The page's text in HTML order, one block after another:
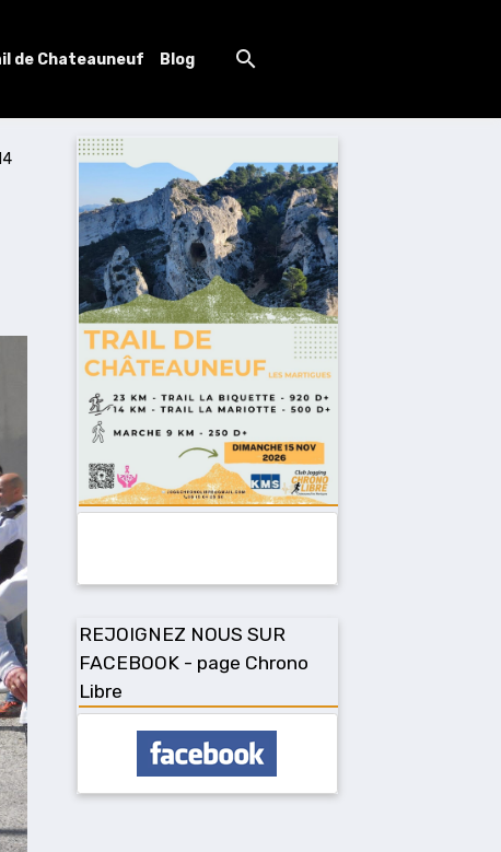
de Chateauneuf Blog
REJOIGNEZ NOUS SUR
FACEBOOK - page Chrono
Libre